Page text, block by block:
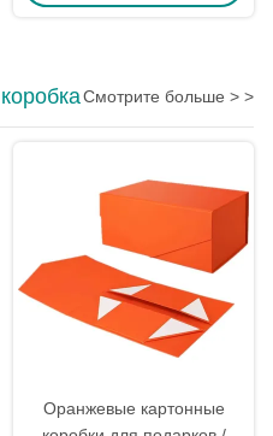
Смотрите больше > >
Оранжевые картонные